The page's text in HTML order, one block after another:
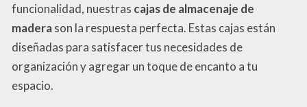
funcionalidad, nuestras cajas de almacenaje de
maderason la respuesta perfecta. Estas cajas están
diseñadas para satisfacer tus necesidades de
organización y agregar un toque de encanto a tu
espacio.